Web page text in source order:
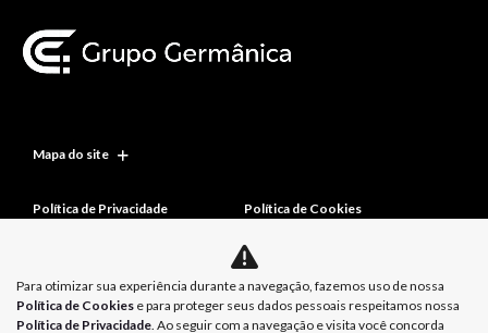
Mapa do site
Política de Privacidade Política de Cookies
Para otimizar sua experiência durante a navegação, fazemos uso de nossa
Política de Cookies e para proteger seus dados pessoais respeitamos nossa
Política de Privacidade. Ao seguir com a navegação e visita você concorda